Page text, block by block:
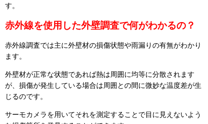
す。
赤外線を使用した外壁調査で何がわかるの？
赤外線調査では主に外壁材の損傷状態や雨漏りの有無がわかり
ます。
外壁材が正常な状態であれば熱は周囲に均等に分散されます
が、損傷が発生している場合は周囲との間に微妙な温度差が生
じるのです。
サーモカメラを用いてそれを測定することで目に見えないよう